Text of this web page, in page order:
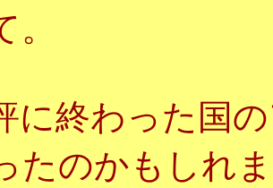
に終わった国
たのかもしれ